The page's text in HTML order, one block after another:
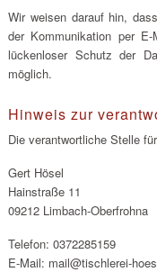
Wir weisen darauf hin,
der Kommunikation per
lückenloser Schutz der
möglich.
Hinweis zur
Die verantwortliche Stelle
Gert Hösel
Hainstraße 11
09212 Limbach-Oberfrohna
Telefon: 0372285159
E-Mail: mail@tischlerei-